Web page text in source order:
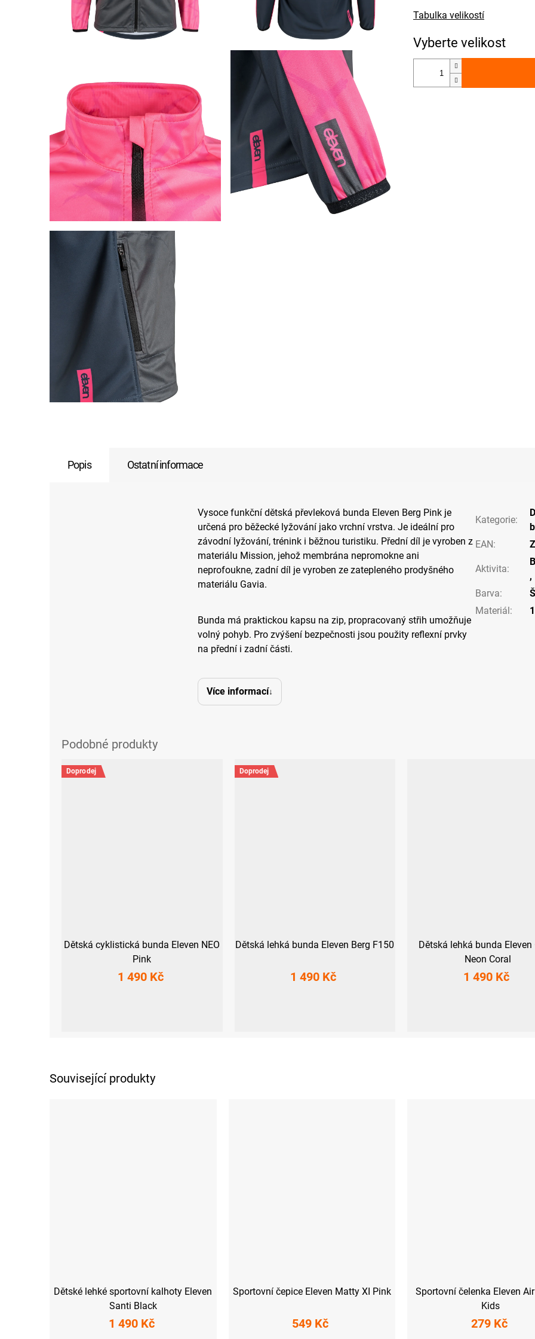
Tabulka velikostí
Související produkty
Dětské lehké sportovní kalhoty Eleven
Santi Black
1 490 Kč
Sportovní čepice Eleven Matty XI Pink
549 Kč
Sportovní čelenka Eleven
Kids
279 Kč
Popis Ostatní informace
Vysoce funkční dětská převleková bunda Eleven Berg Pink je
určená pro běžecké lyžování jako vrchní vrstva. Je ideální pro
závodní lyžování, trénink i běžnou turistiku. Přední díl je vyroben z
materiálu Mission, jehož membrána nepromokne ani
neprofoukne, zadní díl je vyroben ze zatepleného prodyšného
materiálu Gavia.
Bunda má praktickou kapsu na zip, propracovaný střih umožňuje
volný pohyb. Pro zvýšení bezpečnosti jsou použity reflexní prvky
na přední i zadní části.
Více informací
Kategorie:
EAN:
Aktivita:
,
Barva:
Materiál:
Doprodej
Dětská cyklistická bunda Eleven NEO
Pink
1 490 Kč
Doprodej
Dětská lehká bunda Eleven Berg F150
1 490 Kč
Dětská lehká bunda Eleven
Neon Coral
1 490 Kč